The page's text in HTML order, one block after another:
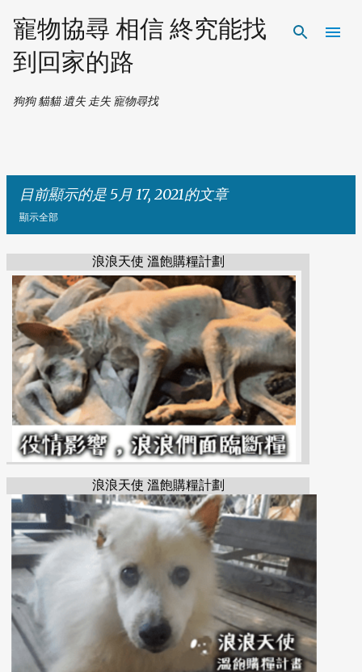
跳到主要內容
寵物協尋 相信 終究能找
到回家的路
狗狗 貓貓 遺失 走失 寵物尋找
目前顯示的是 5月 17, 2021的文章
顯示全部
發
表
文
章
浪浪天使 溫飽購糧計劃
浪浪天使 溫飽購糧計劃